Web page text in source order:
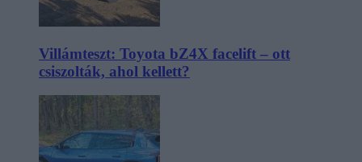
Villámteszt: Toyota bZ4X facelift – ott
csiszolták, ahol kellett?